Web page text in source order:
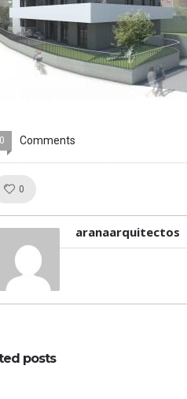
0 Comments
0
aranaarquitectos
posts